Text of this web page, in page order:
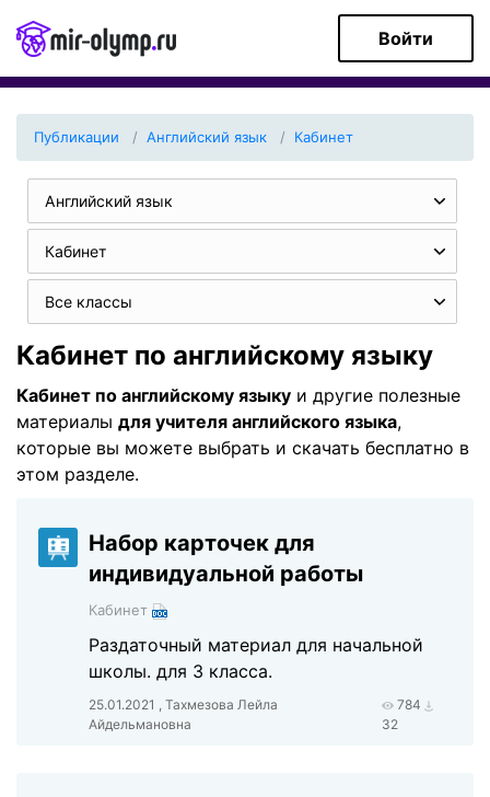
Войти
Публикации Английский язык Кабинет
Английский язык
Кабинет
Все классы
Кабинет по английскому языку
Кабинет по английскому языку и другие полезные
материалы для учителя английского языка,
которые вы можете выбрать и скачать бесплатно в
этом разделе.
Набор карточек для
индивидуальной работы
Кабинет
Раздаточный материал для начальной
школы. для 3 класса.
25.01.2021 , Тахмезова Лейла
Айдельмановна
784
32